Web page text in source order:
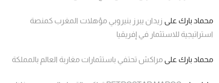
محماد بارك على زيدان يبرز بنيروبي مؤهلات المغرب كمنصة
استراتيجية للاستثمار في إفريقيا
محماد بارك على مراكش تحتفي باستثمارات مغاربة العالم بالمملكة